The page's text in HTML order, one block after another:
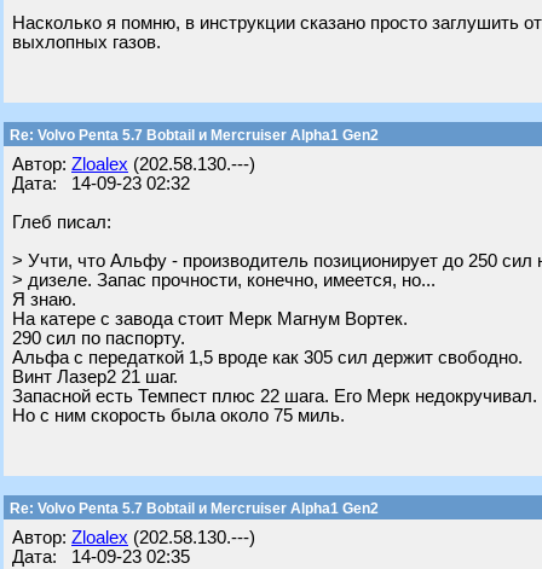
Насколько я помню, в инструкции сказано просто заглушить
выхлопных газов.
Re: Volvo Penta 5.7 Bobtail и Mercruiser Alpha1 Gen2
Автор: Zloalex (202.58.130.---)
Дата: 14-09-23 02:32
Глеб писал:
> Учти, что Альфу - производитель позиционирует до 250 сил
> дизеле. Запас прочности, конечно, имеется, но...
Я знаю.
На катере с завода стоит Мерк Магнум Вортек.
290 сил по паспорту.
Альфа с передаткой 1,5 вроде как 305 сил держит свободно.
Винт Лазер2 21 шаг.
Запасной есть Темпест плюс 22 шага. Его Мерк недокручивал.
Но с ним скорость была около 75 миль.
Re: Volvo Penta 5.7 Bobtail и Mercruiser Alpha1 Gen2
Автор: Zloalex (202.58.130.---)
Дата: 14-09-23 02:35